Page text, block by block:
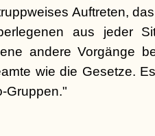
Auftreten,
aus jeder
andere Vorgänge
wie die Gesetze.
Gruppen."